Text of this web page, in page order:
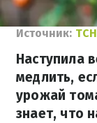
Источник: ТСН
Наступила
медлить,
урожай
знает, что